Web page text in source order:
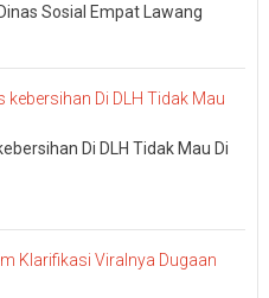
Sosial Empat Lawang
Di DLH Tidak Mau Di